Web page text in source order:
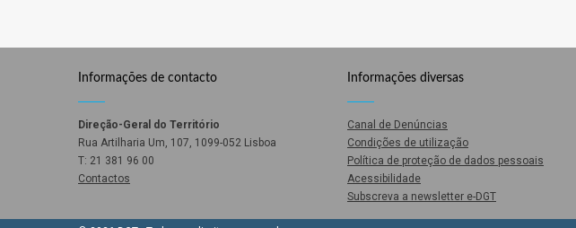
Informações de contacto
Direção-Geral do Território
Rua Artilharia Um, 107, 1099-052 Lisboa
T: 21 381 96 00
Contactos
Informações diversas
Canal de Denúncias
Condições de utilização
Política de proteção de dados pessoais
Acessibilidade
Subscreva a newsletter e-DGT